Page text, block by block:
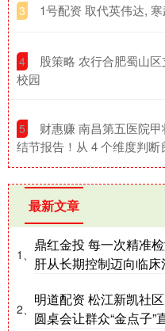
3 ​1号配资 取代英伟达,
4
股策略 农行合肥蜀山
校园
5
财惠赚 南昌第五医院
结节报告！从 4 个维度判断
最新文章
1、
鼎红金投 每一次精准
肝从长期控制迈向临床
2、
明道配资 松江新凯社
圆桌会让群众“金点子”